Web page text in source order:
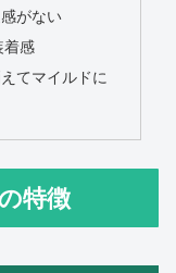
がない
着感
てマイルドに
特徴